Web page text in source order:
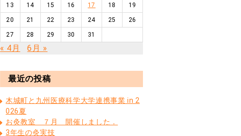
13 14 15 16 17 18 19
20 21 22 23 24 25 26
27 28 29 30 31
« 4月 6月 »
最近の投稿
木城町と九州医療科学大学連携事業 in 2
026夏
お灸教室 ７月 開催しました．
3年生の灸実技